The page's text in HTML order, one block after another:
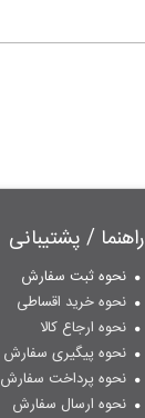
راهنما / پشتیبانی
نحوه ثبت سفارش
نحوه خرید اقساطی
نحوه ارجاع کالا
نحوه پیگیری سفارش
نحوه پرداخت سفارش
نحوه ارسال سفارش